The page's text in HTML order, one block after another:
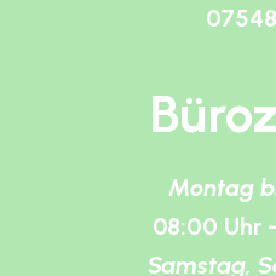
Montag
08:00 Uhr
Samstag,